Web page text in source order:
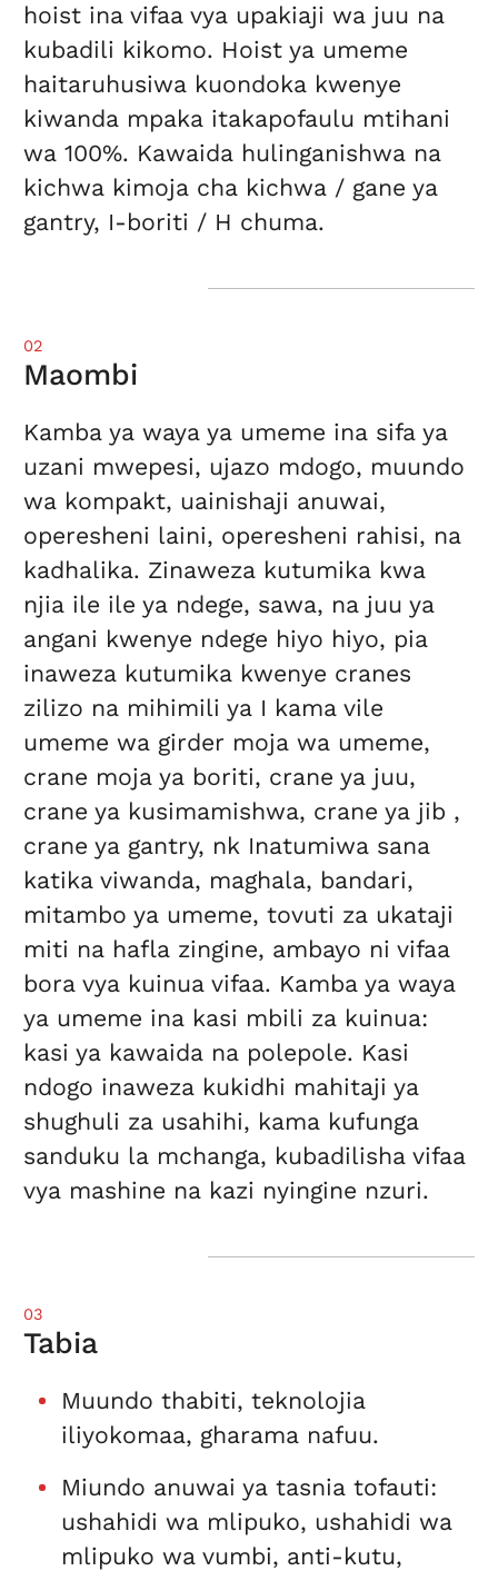
hoist ina vifaa vya upakiaji wa juu na
kubadili kikomo. Hoist ya umeme
haitaruhusiwa kuondoka kwenye
kiwanda mpaka itakapofaulu mtihani
wa 100%. Kawaida hulinganishwa na
kichwa kimoja cha kichwa / gane ya
gantry, I-boriti / H chuma.
02
Maombi
Kamba ya waya ya umeme ina sifa ya
uzani mwepesi, ujazo mdogo, muundo
wa kompakt, uainishaji anuwai,
operesheni laini, operesheni rahisi, na
kadhalika. Zinaweza kutumika kwa
njia ile ile ya ndege, sawa, na juu ya
angani kwenye ndege hiyo hiyo, pia
inaweza kutumika kwenye cranes
zilizo na mihimili ya I kama vile
umeme wa girder moja wa umeme,
crane moja ya boriti, crane ya juu,
crane ya kusimamishwa, crane ya jib ,
crane ya gantry, nk Inatumiwa sana
katika viwanda, maghala, bandari,
mitambo ya umeme, tovuti za ukataji
miti na hafla zingine, ambayo ni vifaa
bora vya kuinua vifaa. Kamba ya waya
ya umeme ina kasi mbili za kuinua:
kasi ya kawaida na polepole. Kasi
ndogo inaweza kukidhi mahitaji ya
shughuli za usahihi, kama kufunga
sanduku la mchanga, kubadilisha vifaa
vya mashine na kazi nyingine nzuri.
03
Tabia
Muundo thabiti, teknolojia
iliyokomaa, gharama nafuu.
Miundo anuwai ya tasnia tofauti:
ushahidi wa mlipuko, ushahidi wa
mlipuko wa vumbi, anti-kutu,